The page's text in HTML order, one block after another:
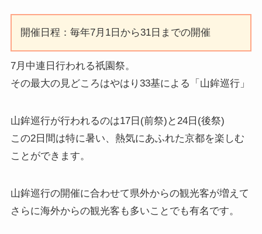
開催日程：毎年7月1日から31日までの開催
7月中連日行われる祇園祭。
その最大の見どころはやはり33基による「山鉾巡行」
山鉾巡行が行われるのは17日(前祭)と24日(後祭)
この2日間は特に暑い、熱気にあふれた京都を楽しむ
ことができます。
山鉾巡行の開催に合わせて県外からの観光客が増えて
さらに海外からの観光客も多いことでも有名です。